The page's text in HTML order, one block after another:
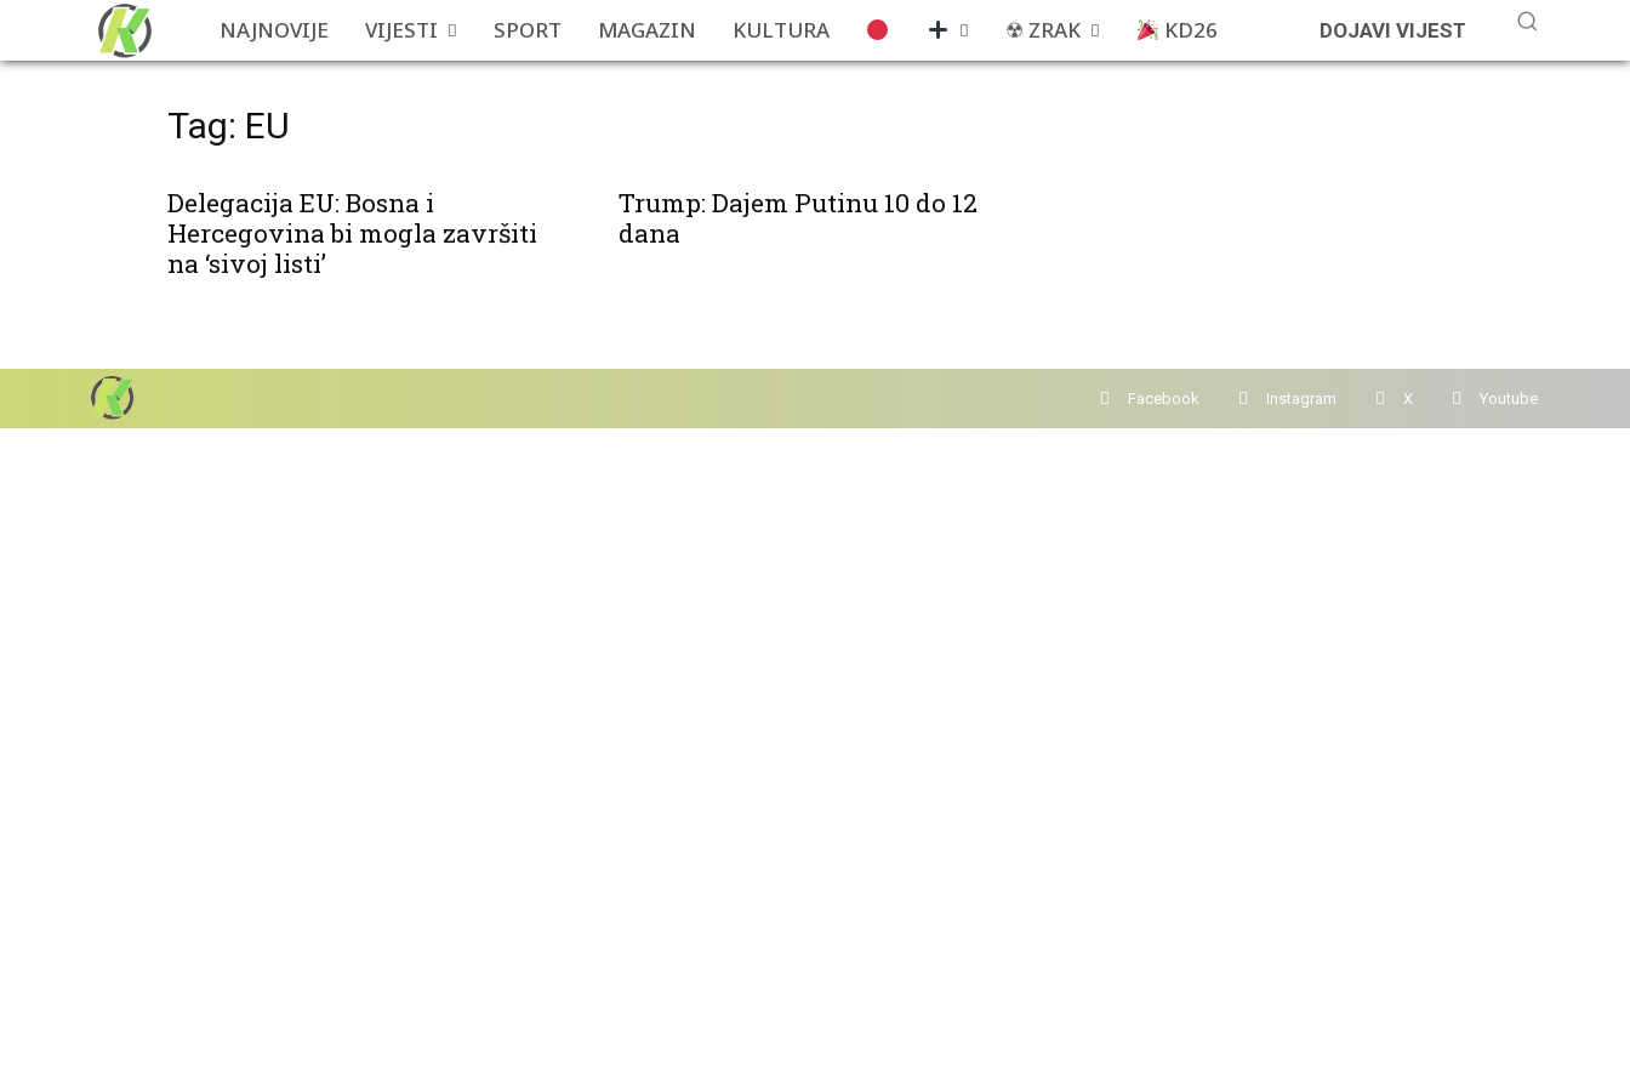
NAJNOVIJE VIJESTI SPORT MAGAZIN KULTURA ☢ ZRAK KD26 DOJAVI VIJEST
Tag: EU
Delegacija EU: Bosna i
Hercegovina bi mogla završiti
na ‘sivoj listi’
Trump: Dajem Putinu 10 do 12
dana
Facebook Instagram X Youtube